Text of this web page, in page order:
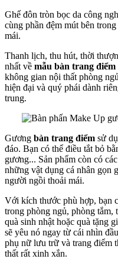
Ghế đôn tròn bọc da công
cùng phần đệm mút bên
mái.
Thanh lịch, thu hút, thời
nhất về mẫu bàn trang điểm
không gian nội thất phòng
hiện đại và quý phái dành
trung.
Gương bàn trang điểm sử
đáo. Bạn có thể điều tắt bỏ
gương... Sản phẩm còn có
những vật dụng cá nhân gọn
người ngồi thoải mái.
Với kích thước phù hợp, bạn
trong phòng ngủ, phòng tắm,
quà sinh nhật hoặc quà tặng
sẽ yêu nó ngay từ cái nhìn
phụ nữ lưu trữ và trang điểm
thất rất xinh xắn.